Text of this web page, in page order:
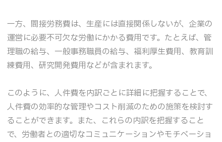
一方、間接労務費は、生産には直接関係しないが、企業の
運営に必要不可欠な労働にかかる費用です。たとえば、管
理職の給与、一般事務職員の給与、福利厚生費用、教育訓
練費用、研究開発費用などが含まれます。
このように、人件費を内訳ごとに詳細に把握することで、
人件費の効率的な管理やコスト削減のための施策を検討す
ることができます。また、これらの内訳を把握すること
で、労働者との適切なコミュニケーションやモチベーショ